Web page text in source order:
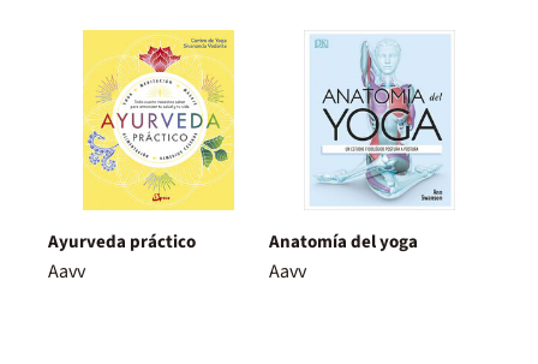
Ayurveda práctico
Aavv
Anatomía del yoga
Aavv